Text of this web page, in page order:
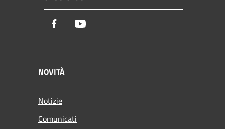
Facebook
NOVITÀ
Notizie
Comunicati